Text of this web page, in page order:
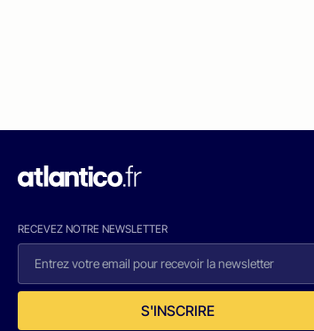
RECEVEZ NOTRE NEWSLETTER
S'INSCRIRE